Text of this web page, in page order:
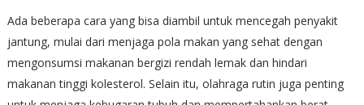
Ada beberapa cara yang bisa diambil untuk mencegah penyakit
jantung, mulai dari menjaga pola makan yang sehat dengan
mengonsumsi makanan bergizi rendah lemak dan hindari
makanan tinggi kolesterol. Selain itu, olahraga rutin juga penting